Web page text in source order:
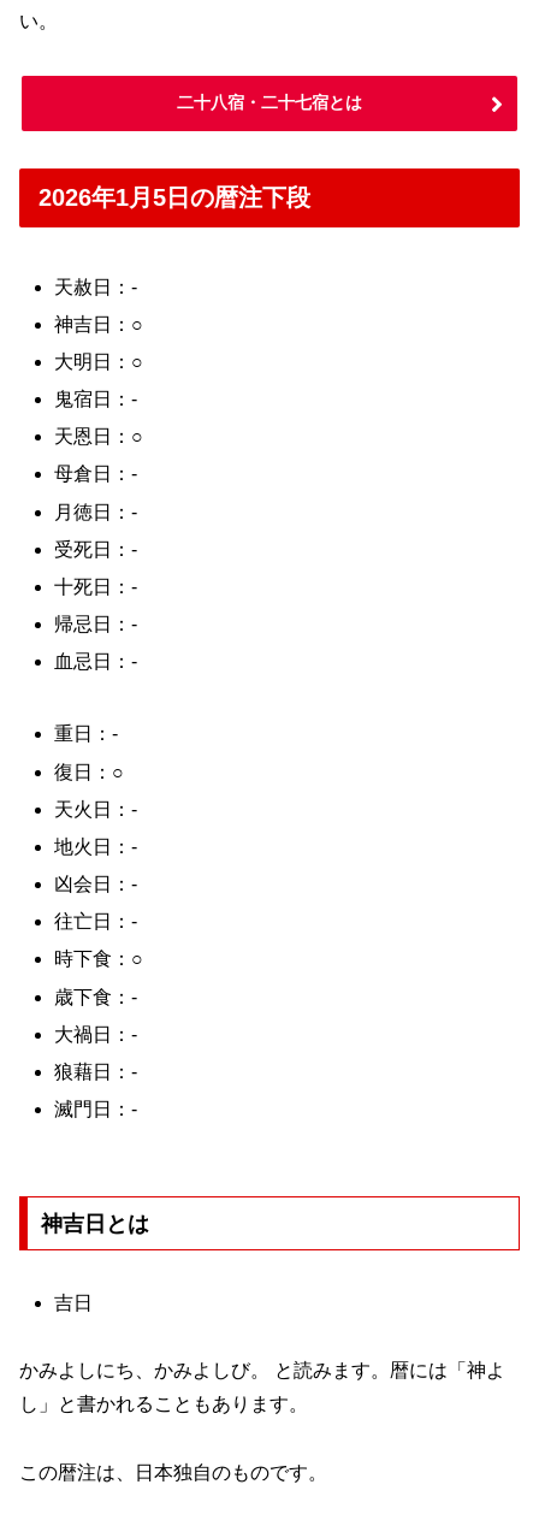
い。
二十八宿・二十七宿とは
2026年1月5日の暦注下段
天赦日：-
神吉日：○
大明日：○
鬼宿日：-
天恩日：○
母倉日：-
月徳日：-
受死日：-
十死日：-
帰忌日：-
血忌日：-
重日：-
復日：○
天火日：-
地火日：-
凶会日：-
往亡日：-
時下食：○
歳下食：-
大禍日：-
狼藉日：-
滅門日：-
神吉日とは
吉日
かみよしにち、かみよしび。 と読みます。暦には「神よ
し」と書かれることもあります。
この暦注は、日本独自のものです。